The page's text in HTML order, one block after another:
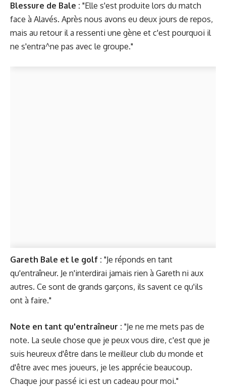
Blessure de Bale : "Elle s'est produite lors du match
face à Alavés. Après nous avons eu deux jours de repos,
mais au retour il a ressenti une gène et c'est pourquoi il
ne s'entra^ne pas avec le groupe."
Gareth Bale et le golf : "Je réponds en tant
qu'entraîneur. Je n'interdirai jamais rien à Gareth ni aux
autres. Ce sont de grands garçons, ils savent ce qu'ils
ont à faire."
Note en tant qu'entraîneur : "Je ne me mets pas de
note. La seule chose que je peux vous dire, c'est que je
suis heureux d'être dans le meilleur club du monde et
d'être avec mes joueurs, je les apprécie beaucoup.
Chaque jour passé ici est un cadeau pour moi."